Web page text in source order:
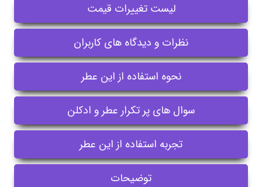
لیست تغییرات قیمت
نظرات و دیدگاه های کاربران
نحوه استفاده از این عطر
سوال های پر تکرار عطر و ادکلن
تجربه استفاده از این عطر
توضیحات